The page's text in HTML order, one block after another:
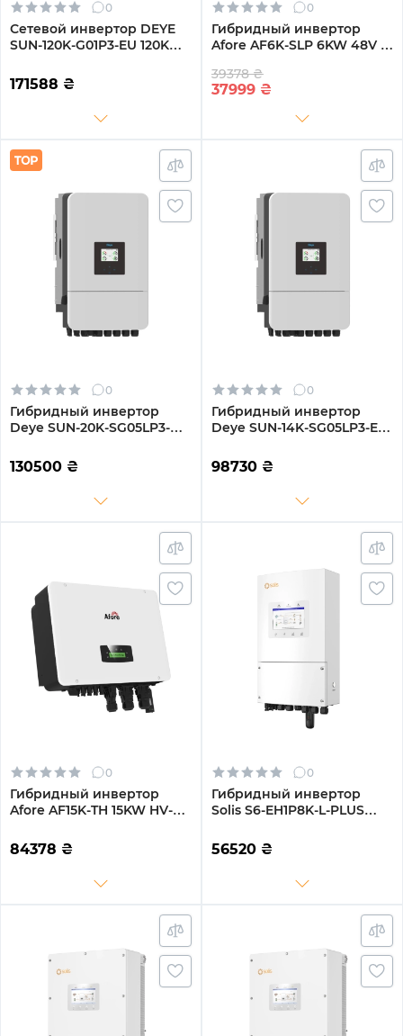
0
Сетевой инвертор DEYE
SUN-120K-G01P3-EU 120KW
171588 ₴
0
Гибридный инвертор
Afore AF6K-SLP 6KW 48V 2
Однофазный (AF6K-SLP)
39378 ₴
37999 ₴
0
Гибридный инвертор
Deye SUN-20K-SG05LP3-
Wi-Fi 220/380V Трифазний
130500 ₴
0
Гибридный инвертор
Deye SUN-14K-SG05LP3-EU-
Fi 220/380V Трехфазный
98730 ₴
0
Гибридный инвертор
Afore AF15K-TH 15KW HV-
220/380V Трехфазный
84378 ₴
0
Гибридный инвертор
Solis S6-EH1P8K-L-PLUS
220V Однофазный
56520 ₴